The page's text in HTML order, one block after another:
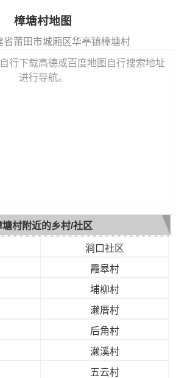
樟塘村地图
省莆田市城厢区华亭镇樟塘村
行下载高德或百度地图自行搜索地址
进行导航。
塘村附近的乡村/社区
涧口社区
霞皋村
埔柳村
濑厝村
后角村
濑溪村
五云村